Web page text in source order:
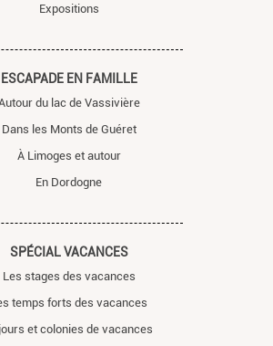
Expositions
ESCAPADE EN FAMILLE
du lac de Vassivière
Dans les Monts de Guéret
À Limoges et autour
En Dordogne
SPÉCIAL VACANCES
Les stages des vacances
temps forts des vacances
et colonies de vacances